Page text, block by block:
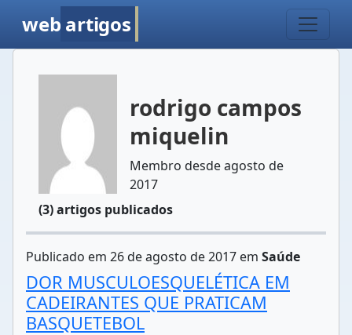
web artigos
rodrigo campos
miquelin
Membro desde agosto de
2017
(3) artigos publicados
Publicado em 26 de agosto de 2017 em Saúde
DOR MUSCULOESQUELÉTICA EM
CADEIRANTES QUE PRATICAM
BASQUETEBOL